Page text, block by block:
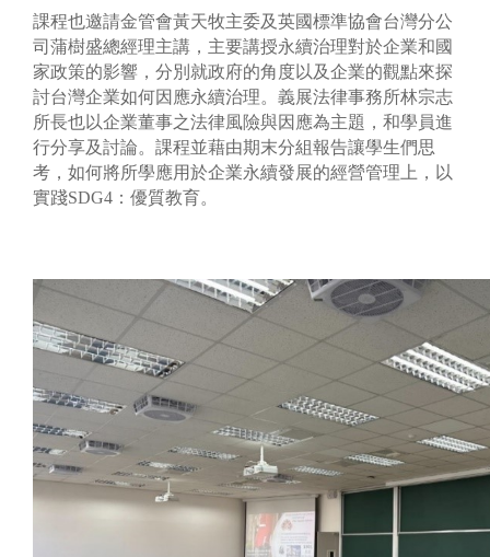
課程也邀請金管會黃天牧主委及英國標準協會台灣分公
司蒲樹盛總經理主講，主要講授永續治理對於企業和國
家政策的影響，分別就政府的角度以及企業的觀點來探
討台灣企業如何因應永續治理。義展法律事務所林宗志
所長也以企業董事之法律風險與因應為主題，和學員進
行分享及討論。課程並藉由期末分組報告讓學生們思
考，如何將所學應用於企業永續發展的經營管理上，以
實踐SDG4：優質教育。